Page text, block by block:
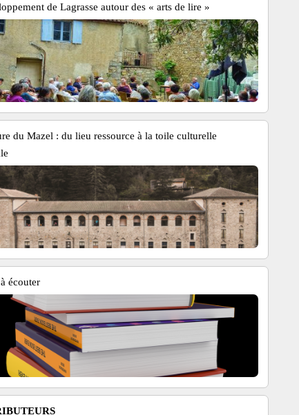
de Lagrasse autour des « arts de lire »
du Mazel : du lieu ressource à la toile culturelle
écouter